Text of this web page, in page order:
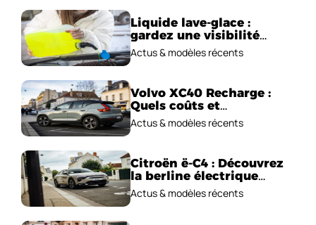
Liquide lave-glace :
gardez une visibilité
parfaite en voiture
Actus & modèles récents
Volvo XC40 Recharge :
Quels coûts et
performances
électriques ?
Actus & modèles récents
Citroën ë-C4 : Découvrez
la berline électrique
emblématique!
Actus & modèles récents